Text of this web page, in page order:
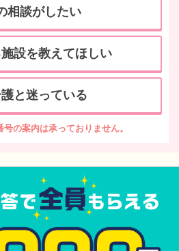
相談がしたい
設を教えてほしい
と迷っている
の案内は承っておりません。